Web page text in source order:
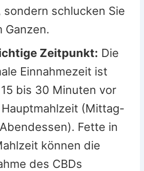
sondern schlucken Sie
Ganzen.
Zeitpunkt: Die
Einnahmezeit ist
bis 30 Minuten vor
(Mittag-
Fette in
können die
des CBDs